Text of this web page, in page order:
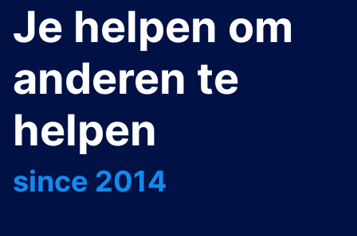
Je helpen om
anderen te
helpen
since 2014